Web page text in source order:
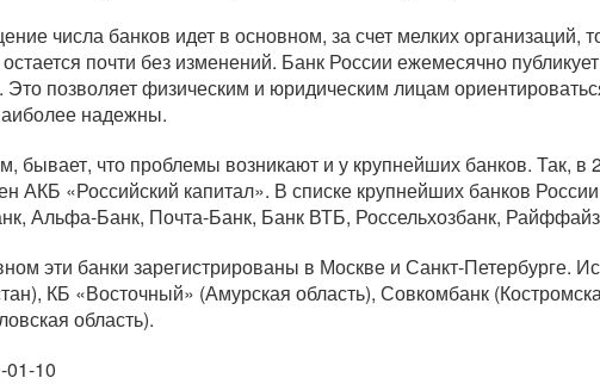
числа банков идет в основном, за счет мелких организаций,
почти без изменений. Банк России ежемесячно
Это позволяет физическим и юридическим лицам
надежны.
бывает, что проблемы возникают и у крупнейших банков. Так, в
АКБ «Российский капитал». В списке крупнейших банков
Альфа-Банк, Почта-Банк, Банк ВТБ, Россельхозбанк,
эти банки зарегистрированы в Москве и Санкт-Петербурге.
КБ «Восточный» (Амурская область), Совкомбанк
область).
01-10